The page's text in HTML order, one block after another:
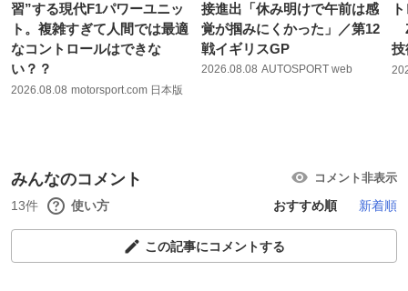
習”する現代F1パワーユニッ
ト。複雑すぎて人間では最適
なコントロールはできな
い？？
2026.08.08 motorsport.com 日本版
接進出「休み明けで午前は感
覚が掴みにくかった」／第12
戦イギリスGP
2026.08.08 AUTOSPORT web
技
みんなのコメント コメント非表示
13件 使い方 おすすめ順 新着順
この記事にコメントする